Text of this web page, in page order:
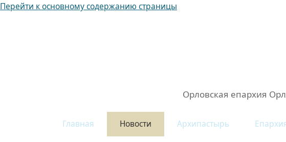
Перейти к основному содержанию страницы
Орловская епархия
Главная Новости Архипастырь